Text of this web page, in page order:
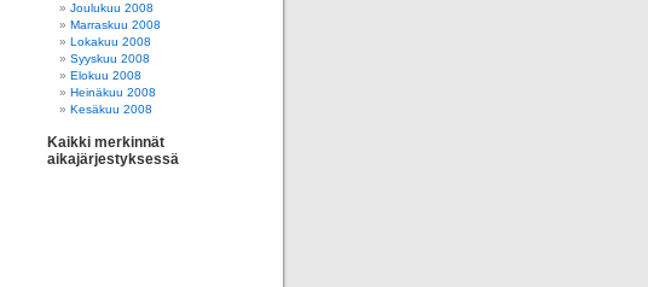
Joulukuu 2008
Marraskuu 2008
Lokakuu 2008
Syyskuu 2008
Elokuu 2008
Heinäkuu 2008
Kesäkuu 2008
Kaikki merkinnät
aikajärjestyksessä